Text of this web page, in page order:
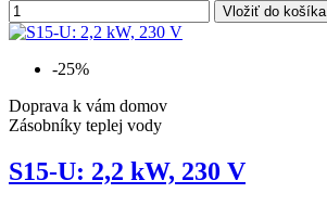
Vložiť do košíka
-25%
Doprava k vám domov
Zásobníky teplej vody
S15-U: 2,2 kW, 230 V